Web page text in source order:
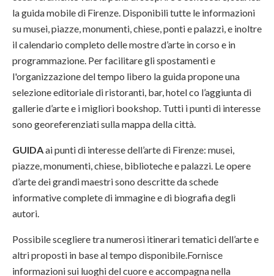
la guida mobile di Firenze. Disponibili tutte le informazioni
su musei, piazze, monumenti, chiese, ponti e palazzi, e inoltre
il calendario completo delle mostre d’arte in corso e in
programmazione. Per facilitare gli spostamenti e
l'organizzazione del tempo libero la guida propone una
selezione editoriale di ristoranti, bar, hotel co l’aggiunta di
gallerie d’arte e i migliori bookshop. Tutti i punti di interesse
sono georeferenziati sulla mappa della città.
GUIDAai punti di interesse dell’arte di Firenze: musei,
piazze, monumenti, chiese, biblioteche e palazzi. Le opere
d’arte dei grandi maestri sono descritte da schede
informative complete di immagine e di biografia degli
autori.
Possibile scegliere tra numerosi itinerari tematici dell’arte e
altri proposti in base al tempo disponibile.Fornisce
informazioni sui luoghi del cuore e accompagna nella